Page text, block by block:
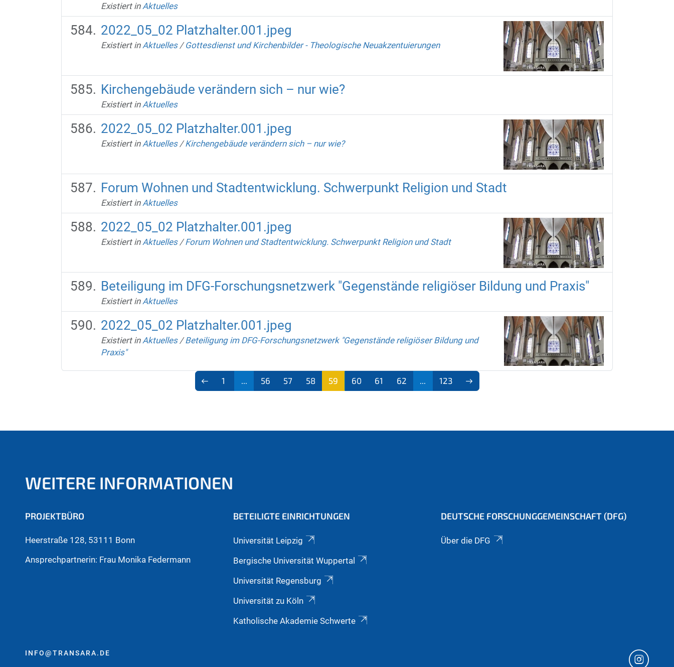
Existiert in Aktuelles
2022_05_02 Platzhalter.001.jpeg
Existiert in Aktuelles /Gottesdienst und Kirchenbilder - Theologische Neuakzentuierungen
Kirchengebäude verändern sich – nur wie?
Existiert in Aktuelles
2022_05_02 Platzhalter.001.jpeg
Existiert in Aktuelles /Kirchengebäude verändern sich – nur wie?
Forum Wohnen und Stadtentwicklung. Schwerpunkt Religion und Stadt
Existiert in Aktuelles
2022_05_02 Platzhalter.001.jpeg
Existiert in Aktuelles /Forum Wohnen und Stadtentwicklung. Schwerpunkt Religion und Stadt
Beteiligung im DFG-Forschungsnetzwerk "Gegenstände religiöser Bildung und Praxis"
Existiert in Aktuelles
2022_05_02 Platzhalter.001.jpeg
Existiert in Aktuelles /Beteiligung im DFG-Forschungsnetzwerk "Gegenstände religiöser Bildung und
Praxis"
1 ... 56 57 58
59
60 61 62 ... 123
WEITERE INFORMATIONEN
PROJEKTBÜRO
Heerstraße 128, 53111 Bonn
Ansprechpartnerin: Frau Monika Federmann
BETEILIGTE EINRICHTUNGEN
Universität Leipzig
Bergische Universität Wuppertal
Universität Regensburg
Universität zu Köln
Katholische Akademie Schwerte
DEUTSCHE FORSCHUNGGEMEINSCHAFT (DFG)
Über die DFG
INFO@TRANSARA.DE